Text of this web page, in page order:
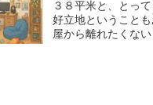
３８平米と、とっ
好立地ということ
屋から離れたくな